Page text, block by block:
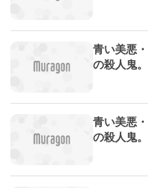
青い美悪
の殺人鬼
青い美悪
の殺人鬼